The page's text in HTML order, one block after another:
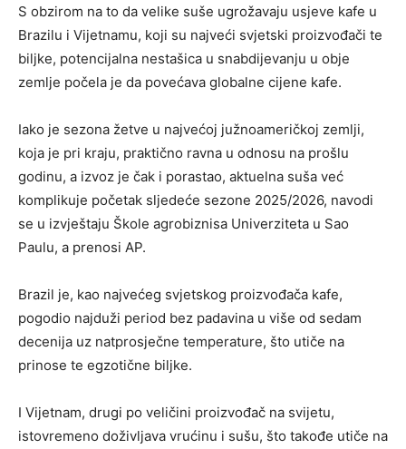
S obzirom na to da velike suše ugrožavaju usjeve kafe u
Brazilu i Vijetnamu, koji su najveći svjetski proizvođači te
biljke, potencijalna nestašica u snabdijevanju u obje
zemlje počela je da povećava globalne cijene kafe.
Iako je sezona žetve u najvećoj južnoameričkoj zemlji,
koja je pri kraju, praktično ravna u odnosu na prošlu
godinu, a izvoz je čak i porastao, aktuelna suša već
komplikuje početak sljedeće sezone 2025/2026, navodi
se u izvještaju Škole agrobiznisa Univerziteta u Sao
Paulu, a prenosi AP.
Brazil je, kao najvećeg svjetskog proizvođača kafe,
pogodio najduži period bez padavina u više od sedam
decenija uz natprosječne temperature, što utiče na
prinose te egzotične biljke.
I Vijetnam, drugi po veličini proizvođač na svijetu,
istovremeno doživljava vrućinu i sušu, što takođe utiče na